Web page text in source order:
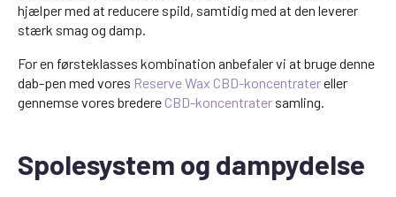
hjælper med at reducere spild, samtidig med at den leverer
stærk smag og damp.
For en førsteklasses kombination anbefaler vi at bruge denne
dab-pen med vores Reserve Wax CBD-koncentratereller
gennemse vores bredere CBD-koncentrater samling.
Spolesystem og dampydelse